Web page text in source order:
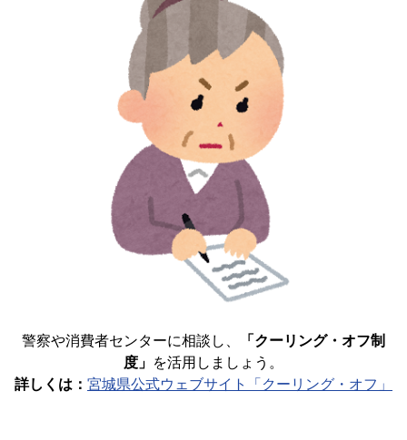
警察や消費者センターに相談し、
「クーリング・オフ制
度」 を活用しましょう。
詳しくは： 宮城県公式ウェブサイト「クーリング・オフ」